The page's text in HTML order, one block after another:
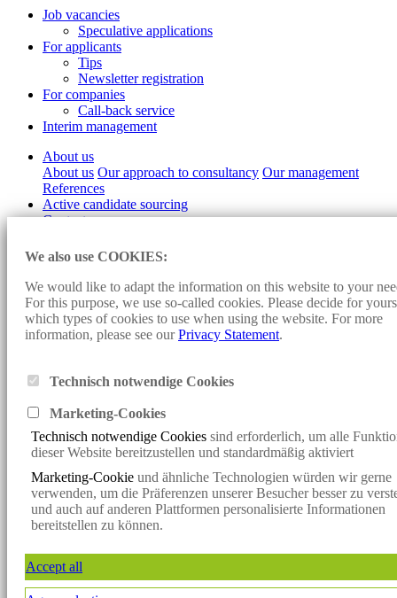
Job vacancies
Speculative applications
For applicants
Tips
Newsletter registration
For companies
Call-back service
Interim management
About us
About us Our approach to consultancy Our management
References
Active candidate sourcing
Contact
Imprint
Data protection
Cookie-settings
Design and programming:Konzept fünf - Sunjob Consult:
Personnel Consulting, Headhunter, Executive Search, Direct Search,
Direct Search, Consulting, Personnel Search, Interim Management,
Energies, Solar Energy, Wind Energy, Bioenergy
Klicken Sie hier, um mit uns per WhatsApp in Kontakt zu treten
Klicken Sie hier, um mit uns per WhatsApp in Kontakt zu treten
Vakanz mehr!
Jetzt den Sunjob-Newsletter abonnieren und die neuesten Vakanzen
direkt per
E-Mail erhalten.
Jetzt anmelden
Newsletter
We also use COOKIES:
We would like to adapt the information on this website to your
For this purpose, we use so-called cookies. Please decide for
which types of cookies to use when using the website. For more
information, please see ourPrivacy Statement.
Technisch notwendige Cookies
Marketing-Cookies
Technisch notwendige Cookies sind erforderlich, um alle
dieser Website bereitzustellen und standardmäßig aktiviert
Marketing-Cookie und ähnliche Technologien würden wir gerne
verwenden, um die Präferenzen unserer Besucher besser zu
und auch auf anderen Plattformen personalisierte Informationen
bereitstellen zu können.
Accept all